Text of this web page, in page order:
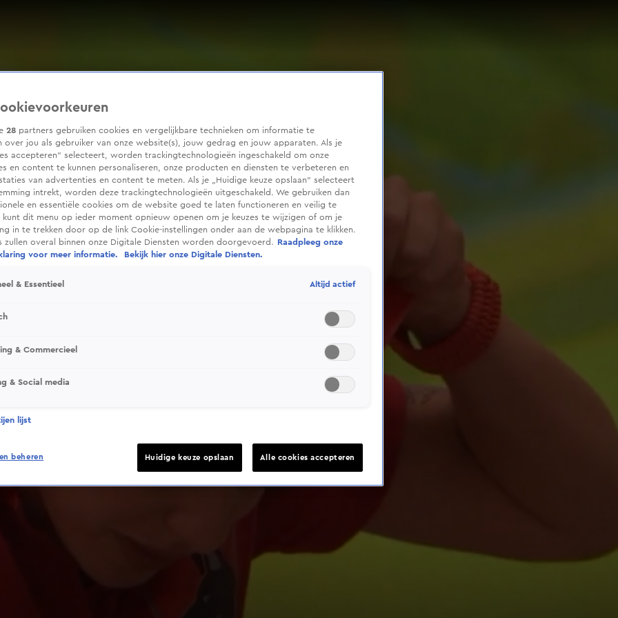
28 partners gebruiken cookies en vergelijkbare technieken om informatie te
over jou als gebruiker van onze website(s), jouw gedrag en jouw apparaten. Als je
accepteren” selecteert, worden trackingtechnologieën ingeschakeld om onze
en content te kunnen personaliseren, onze producten en diensten te verbeteren en
van advertenties en content te meten. Als je „Huidige keuze opslaan” selecteert
intrekt, worden deze trackingtechnologieën uitgeschakeld. We gebruiken dan
en essentiële cookies om de website goed te laten functioneren en veilig te
kunt dit menu op ieder moment opnieuw openen om je keuzes te wijzigen of om je
in te trekken door op de link Cookie-instellingen onder aan de webpagina te klikken.
zullen overal binnen onze Digitale Diensten worden doorgevoerd.
Raadpleeg onze
voor meer informatie.
Bekijk hier onze Digitale Diensten.
& Essentieel Altijd actief
& Commercieel
& Social media
lijst
beheren Huidige keuze opslaan Alle cookies accepteren